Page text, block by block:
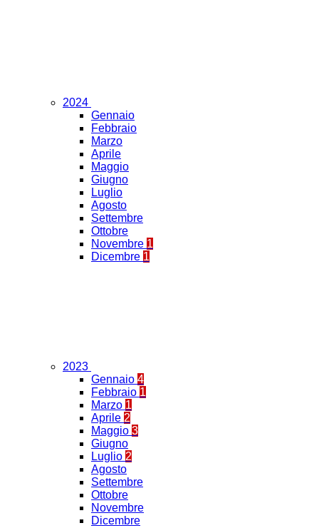
2024
Gennaio
Febbraio
Marzo
Aprile
Maggio
Giugno
Luglio
Agosto
Settembre
Ottobre
Novembre 1
Dicembre 1
2023
Gennaio 4
Febbraio 1
Marzo 1
Aprile 2
Maggio 3
Giugno
Luglio 2
Agosto
Settembre
Ottobre
Novembre
Dicembre